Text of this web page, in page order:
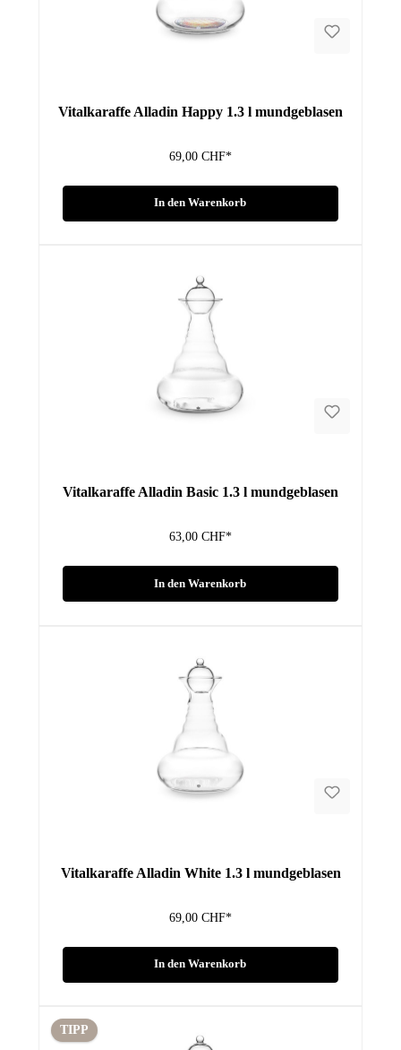
Vitalkaraffe Alladin Happy 1.3 l mundgeblasen
69,00 CHF*
In den Warenkorb
Vitalkaraffe Alladin Basic 1.3 l mundgeblasen
63,00 CHF*
In den Warenkorb
Vitalkaraffe Alladin White 1.3 l mundgeblasen
69,00 CHF*
In den Warenkorb
TIPP